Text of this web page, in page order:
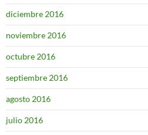
diciembre 2016
noviembre 2016
octubre 2016
septiembre 2016
agosto 2016
julio 2016